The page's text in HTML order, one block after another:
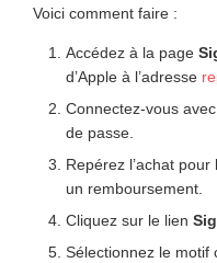
Voici comment faire :
Accédez à la page
d’Apple à l’adresse
Connectez-vous
de passe.
Repérez l’achat
un remboursement.
Cliquez sur le lien
Sélectionnez le motif